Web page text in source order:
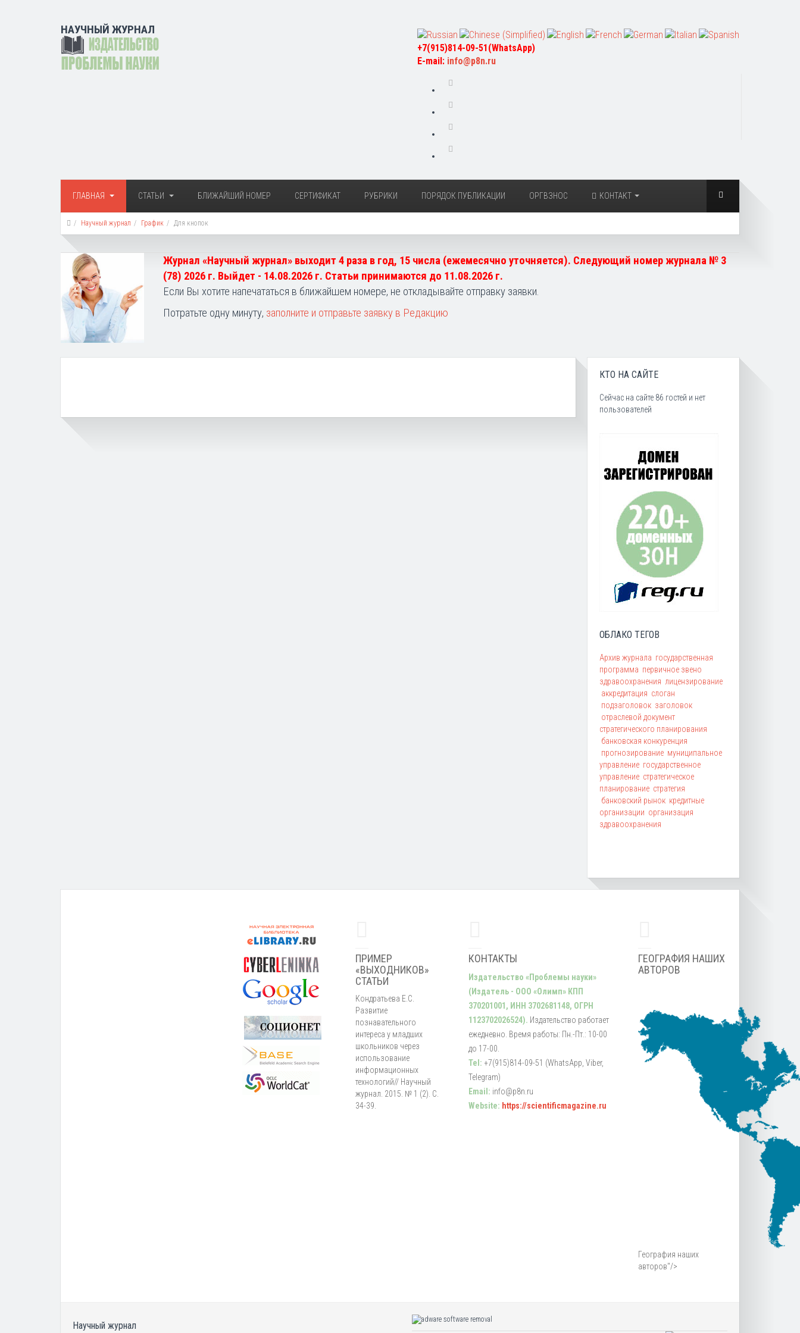
НАУЧНЫЙ ЖУРНАЛ
+7(915)814-09-51(WhatsApp)
E-mail: info@p8n.ru
ГЛАВНАЯ СТАТЬИ БЛИЖАЙШИЙ НОМЕР СЕРТИФИКАТ РУБРИКИ ПОРЯДОК ПУБЛИКАЦИИ ОРГВЗНОС КОНТАКТ
Научный журнал График Для кнопок
Журнал «Научный журнал» выходит 4 раза в год, 15 числа (ежемесячно уточняется). Следующий номер журнала № 3
(78) 2026 г. Выйдет - 14.08.2026 г. Статьи принимаются до 11.08.2026 г.
Если Вы хотите напечататься в ближайшем номере, не откладывайте отправку заявки.
Потратьте одну минуту, заполните и отправьте заявку в Редакцию
КТО НА САЙТЕ
Сейчас на сайте 86 гостей и нет
пользователей
ОБЛАКО ТЕГОВ
Архив журнала государственная
программа первичное звено
здравоохранения лицензирование
аккредитация слоган
подзаголовок заголовок
отраслевой документ
стратегического планирования
банковская конкуренция
прогнозирование муниципальное
управление государственное
управление стратегическое
планирование стратегия
банковский рынок кредитные
организации организация
здравоохранения
ПРИМЕР
«ВЫХОДНИКОВ»
СТАТЬИ
Кондратьева Е.С.
Развитие
познавательного
интереса у младших
школьников через
использование
информационных
технологий// Научный
журнал. 2015. № 1 (2). С.
34-39.
КОНТАКТЫ
Издательство «Проблемы науки»
(Издатель - ООО «Олимп» КПП
370201001, ИНН 3702681148, ОГРН
1123702026524). Издательство работает
ежедневно. Время работы: Пн.-Пт.: 10-00
до 17-00.
Tel: +7(915)814-09-51 (WhatsApp, Viber,
Telegram)
Email: info@p8n.ru
Website: https://scientificmagazine.ru
ГЕОГРАФИЯ НАШИХ
АВТОРОВ
География наших
авторов"/>
Научный журнал